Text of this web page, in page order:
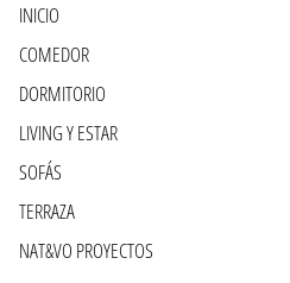
INICIO
COMEDOR
DORMITORIO
LIVING Y ESTAR
SOFÁS
TERRAZA
NAT&VO PROYECTOS